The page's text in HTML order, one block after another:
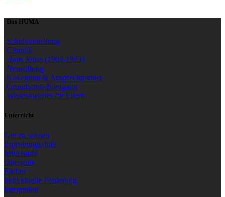
Das HUMA
Schulvorstellung
Chronik
Hans Jonas (1903-1993)
Neustiftung
Kollegium & Ansprechpartner
Grundschul-Navigator
Wissenswertes für Eltern
Unterricht
Gut zu wissen
Erprobungsstufe
Mittelstufe
Oberstufe
Fächer
Individuelle Förderung
Integration